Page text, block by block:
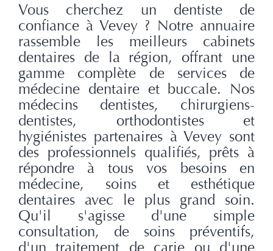
Vous cherchez un dentiste de
confiance à Vevey ? Notre annuaire
rassemble les meilleurs cabinets
dentaires de la région, offrant une
gamme complète de services de
médecine dentaire et buccale. Nos
médecins dentistes, chirurgiens-
dentistes, orthodontistes et
hygiénistes partenaires à Vevey sont
des professionnels qualifiés, prêts à
répondre à tous vos besoins en
médecine, soins et esthétique
dentaires avec le plus grand soin.
Qu'il s'agisse d'une simple
consultation, de soins préventifs,
d'un traitement de carie ou d'une